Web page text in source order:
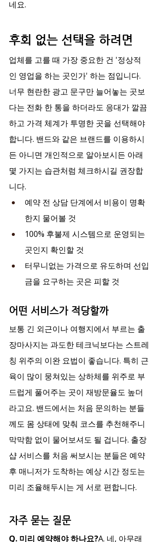
네요.
후회 없는 선택을 하려면
업체를 고를 때 가장 중요한 건 '정상적
인 영업을 하는 곳인가' 하는 점입니다.
너무 현란한 광고 문구만 늘어놓는 곳보
다는 전화 한 통을 하더라도 응대가 깔끔
하고 가격 체계가 투명한 곳을 선택해야
합니다. 밴드와 같은 브랜드를 이용하시
든 아니면 개인적으로 알아보시든 아래
몇 가지는 습관처럼 체크하시길 권장합
니다.
예약 전 상담 단계에서 비용이 명확
한지 물어볼 것
100% 후불제 시스템으로 운영되는
곳인지 확인할 것
터무니없는 가격으로 유도하며 선입
금을 요구하는 곳은 피할 것
어떤 서비스가 적당할까
보통 긴 외근이나 여행지에서 부르는 출
장마사지는 과도한 테크닉보다는 스트레
칭 위주의 이완 요법이 좋습니다. 특히 근
육이 많이 뭉쳐있는 상하체를 위주로 부
드럽게 풀어주는 곳이 재방문율도 높더
라고요. 밴드에서는 처음 문의하는 분들
께도 몸 상태에 맞춰 코스를 추천해주니
막막함 없이 물어보셔도 될 겁니다. 출장
샵 서비스를 처음 써보시는 분들은 예약
후 매니저가 도착하는 예상 시간 정도는
미리 조율해두시는 게 서로 편합니다.
자주 묻는 질문
Q. 미리 예약해야 하나요?A. 네, 아무래